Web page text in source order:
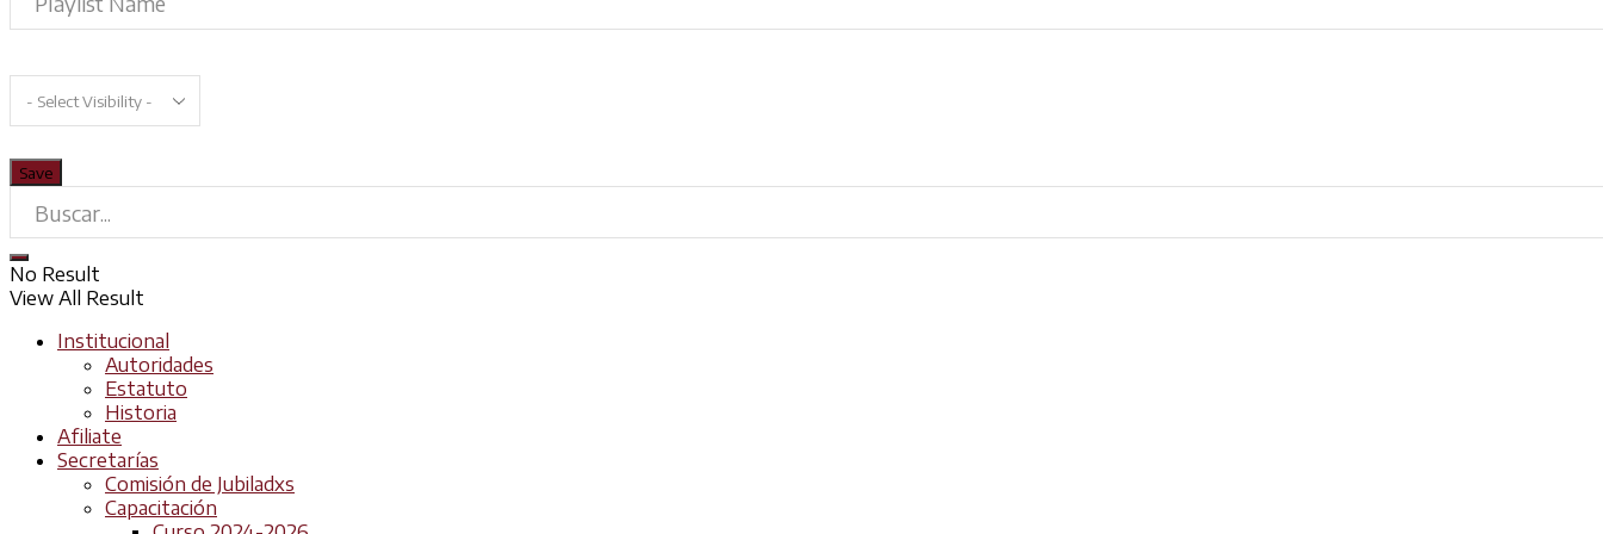
No Result
View All Result
Institucional
Autoridades
Estatuto
Historia
Afiliate
Secretarías
Comisión de Jubiladxs
Capacitación